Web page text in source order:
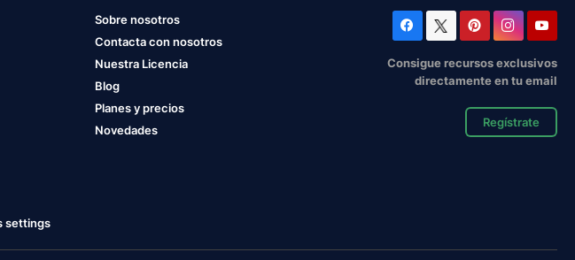
Sobre nosotros
Contacta con nosotros
Nuestra Licencia
Blog
Planes y precios
Novedades
Consigue recursos exclusivos
directamente en tu email
Regístrate
settings